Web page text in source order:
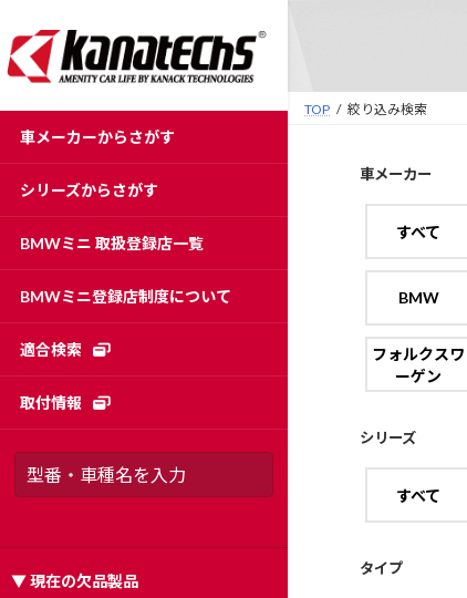
ン
テ
ビ
ゲ
車メーカーからさがす
シリーズからさがす
BMWミニ 取扱登録店一覧
BMWミニ登録店制度について
適合検索
取付情報
▼ 現在の欠品製品
TOP 絞り込み検索
車メーカー
すべて
BMW
フォルクスワ
ーゲン
シリーズ
すべて
タイプ